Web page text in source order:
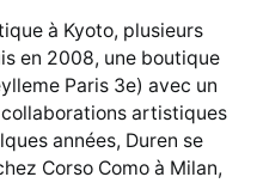
à Kyoto, plusieurs
en 2008, une boutique
Paris 3e) avec un
artistiques
années, Duren se
Corso Como à Milan,